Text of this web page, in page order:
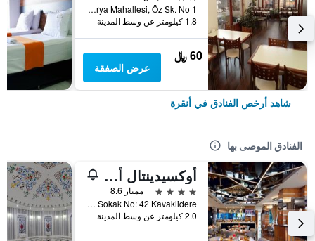
Sakarya Mahallesi, Öz Sk. No 1, أنقرة, تركيا
1.8 كيلومتر عن وسط المدينة
60 ﷼
عرض الصفقة
شاهد أرخص الفنادق في أنقرة
الفنادق الموصى بها
أوكسيدينتال أنقرة
4 نجوم
ممتاز 8.6
Guniz Sokak No: 42 Kavaklidere, أنقرة, تركيا
2.0 كيلومتر عن وسط المدينة